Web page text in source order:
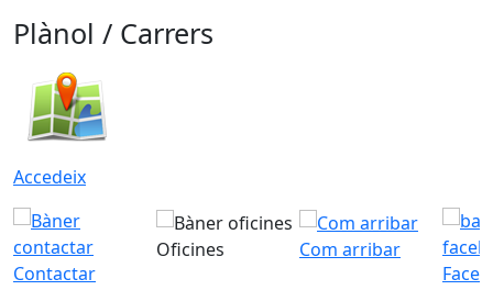
Plànol / Carrers
Accedeix
Contactar
Oficines
Com arribar